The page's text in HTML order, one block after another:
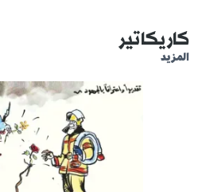
كاريكاتير
المزيد